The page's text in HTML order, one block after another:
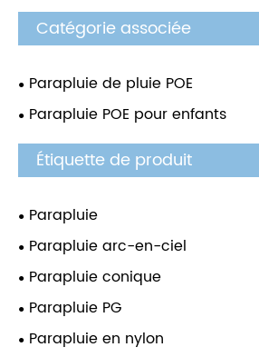
Catégorie associée
Parapluie de pluie POE
Parapluie POE pour enfants
Étiquette de produit
Parapluie
Parapluie arc-en-ciel
Parapluie conique
Parapluie PG
Parapluie en nylon